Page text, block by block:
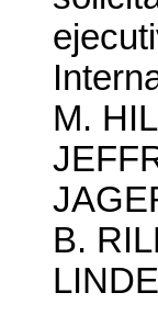
M.
B.